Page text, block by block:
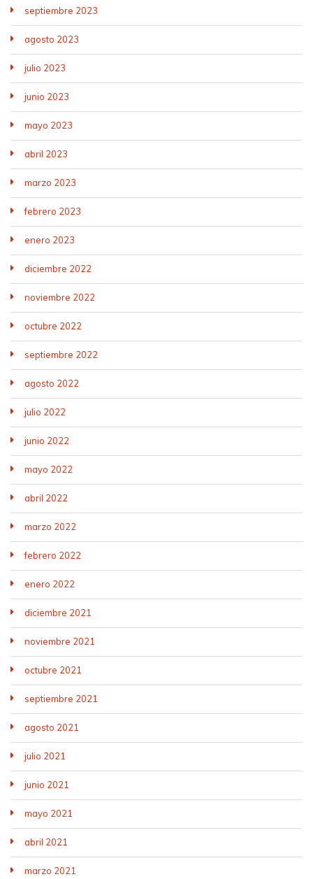
septiembre 2023
agosto 2023
julio 2023
junio 2023
mayo 2023
abril 2023
marzo 2023
febrero 2023
enero 2023
diciembre 2022
noviembre 2022
octubre 2022
septiembre 2022
agosto 2022
julio 2022
junio 2022
mayo 2022
abril 2022
marzo 2022
febrero 2022
enero 2022
diciembre 2021
noviembre 2021
octubre 2021
septiembre 2021
agosto 2021
julio 2021
junio 2021
mayo 2021
abril 2021
marzo 2021